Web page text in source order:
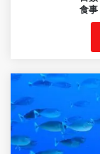
食事